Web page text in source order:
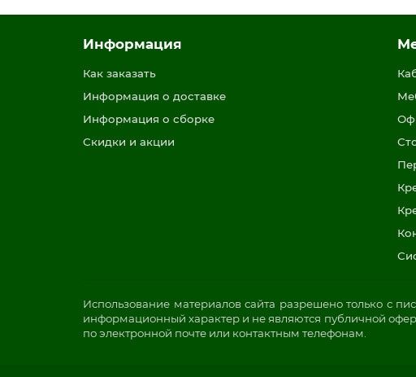
Информация
Как заказать
Информация о доставке
Информация о сборке
Скидки и акции
Использование материалов сайта разрешено только с
информационный характер и не являются публичной
по электронной почте или контактным телефонам.